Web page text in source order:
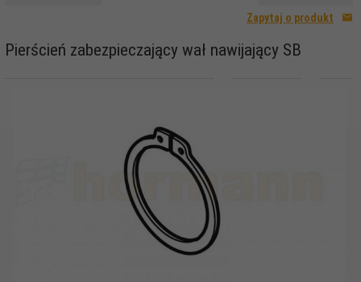
Zapytaj o produkt
Pierścień zabezpieczający wał nawijający SB